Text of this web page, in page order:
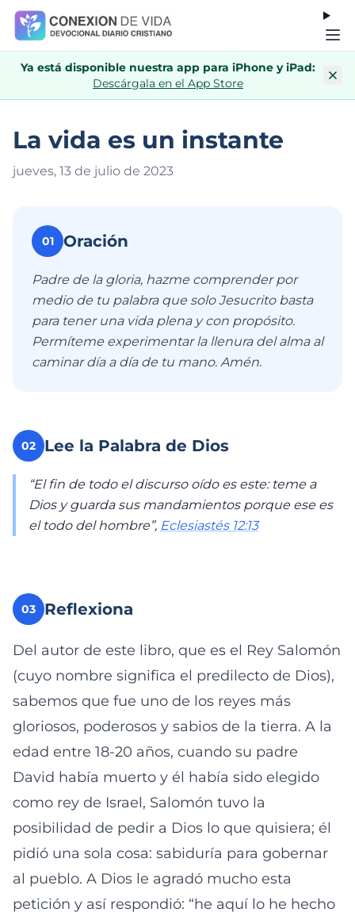
Ya está disponible nuestra app para iPhone y iPad:
Descárgala en el App Store
La vida es un instante
jueves, 13 de julio de 2023
01 Oración
Padre de la gloria, hazme comprender por
medio de tu palabra que solo Jesucrito basta
para tener una vida plena y con propósito.
Permíteme experimentar la llenura del alma al
caminar día a día de tu mano. Amén.
02 Lee la Palabra de Dios
“El fin de todo el discurso oído es este: teme a
Dios y guarda sus mandamientos porque ese es
el todo del hombre”, Eclesiastés 12:13
03 Reflexiona
Del autor de este libro, que es el Rey Salomón
(cuyo nombre significa el predilecto de Dios),
sabemos que fue uno de los reyes más
gloriosos, poderosos y sabios de la tierra. A la
edad entre 18-20 años, cuando su padre
David había muerto y él había sido elegido
como rey de Israel, Salomón tuvo la
posibilidad de pedir a Dios lo que quisiera; él
pidió una sola cosa: sabiduría para gobernar
al pueblo. A Dios le agradó mucho esta
petición y así respondió: “he aquí lo he hecho